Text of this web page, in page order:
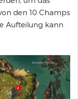
den 10 Champs
Aufteilung kann